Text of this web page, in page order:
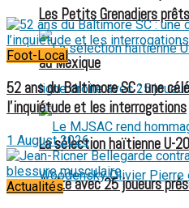
Les Petits Grenadiers
au Mexique
La sélection haïtienne U-
droite avec 25 joueurs
Foot-Local
52 ans du Baltimore SC : une
l’inquiétude et les interrogations
1 August 2026
Actualités